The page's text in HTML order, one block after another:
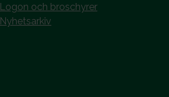
Logon och broschyrer
Nyhetsarkiv